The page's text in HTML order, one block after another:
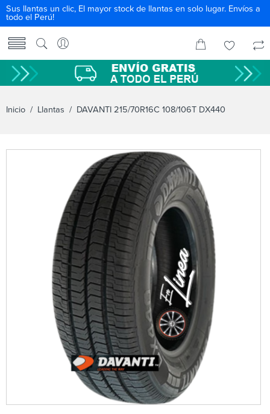
Sus llantas un clic, El mayor stock de llantas en solo lugar. Envíos a
todo el Perú!
Inicio / Llantas / DAVANTI 215/70R16C 108/106T DX440